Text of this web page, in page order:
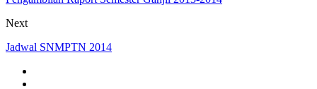
Next
Jadwal SNMPTN 2014